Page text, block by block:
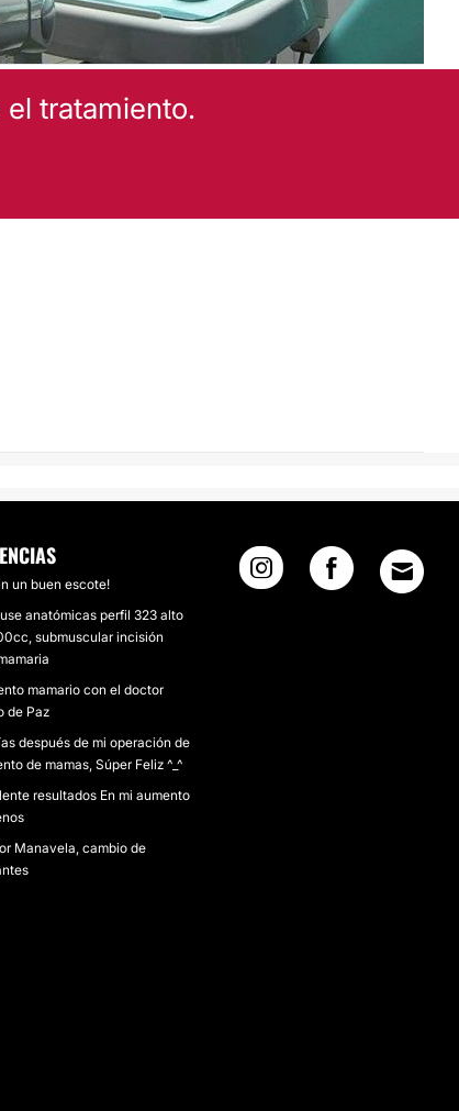
tratamiento.
un buen escote!
anatómicas perfil 323 alto
submuscular incisión
mamario con el doctor
de Paz
después de mi operación de
de mamas, Súper Feliz ^_^
resultados En mi aumento
Manavela, cambio de